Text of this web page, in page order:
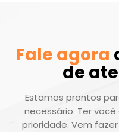
Fale agora
de
Estamos prontos
necessário. Ter
prioridade. Vem